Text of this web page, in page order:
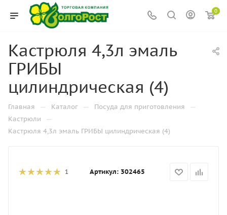
0
Кастрюля 4,3л эмаль
ГРИБЫ
цилиндрическая (4)
Главная — Каталог — Посуда для приготовления —
Кастрюли —
Кастрюля 4,3л эмаль ГРИБЫ цилиндрическая (4)
1 Артикул: 302465